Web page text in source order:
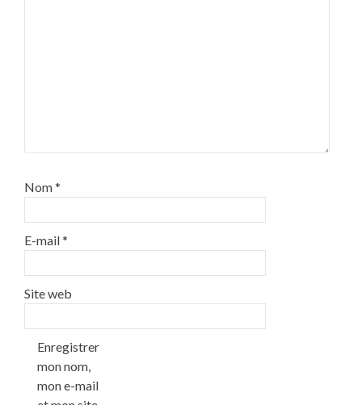
Nom*
E-mail*
Site web
Enregistrer
mon nom,
mon e-mail